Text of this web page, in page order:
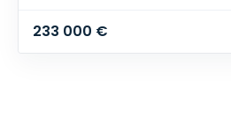
233 000 €